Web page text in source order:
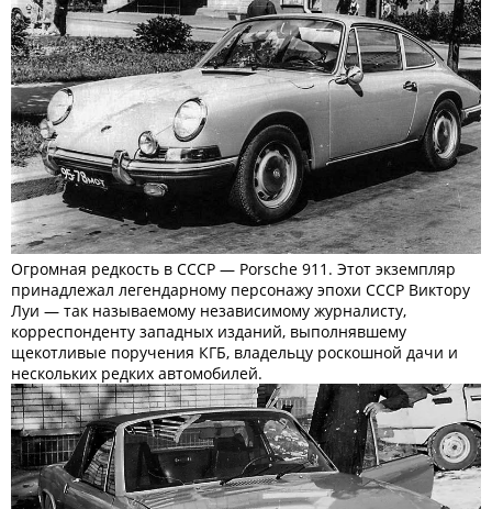
Огромная редкость в СССР — Porsche 911. Этот экземпляр
принадлежал легендарному персонажу эпохи СССР Виктору
Луи — так называемому независимому журналисту,
корреспонденту западных изданий, выполнявшему
щекотливые поручения КГБ, владельцу роскошной дачи и
нескольких редких автомобилей.